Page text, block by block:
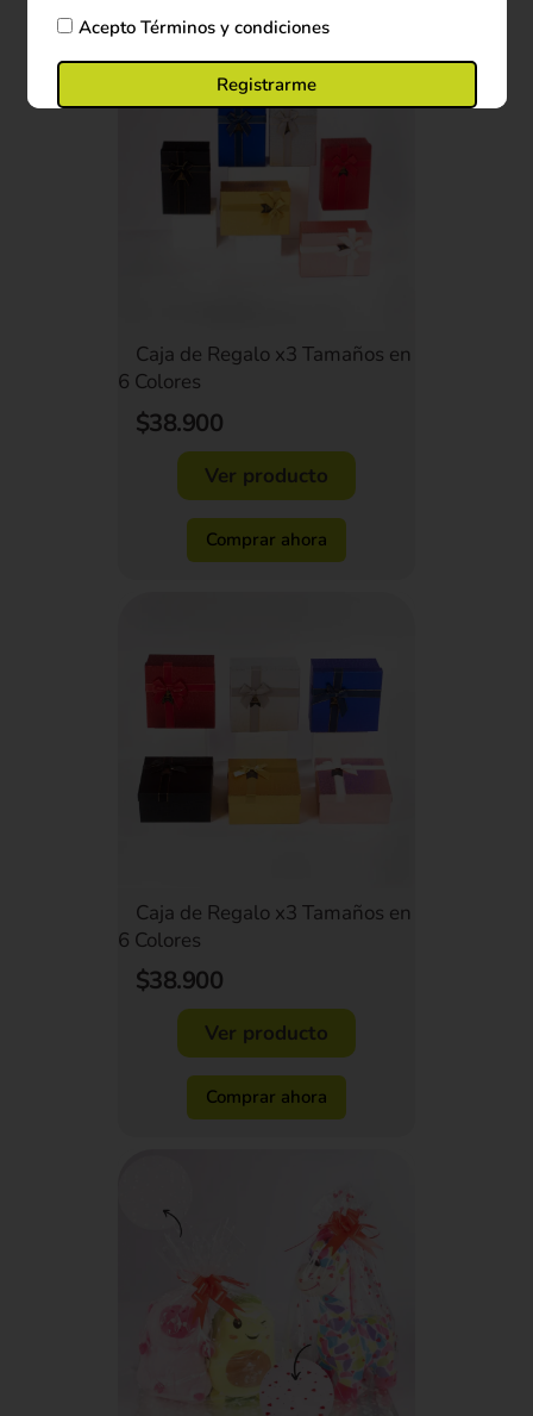
Caja de Regalo x3 Tamaños en
6 Colores
$38.900
Ver producto
Comprar ahora
Caja de Regalo x3 Tamaños en
6 Colores
$38.900
Ver producto
Comprar ahora
AceptoTérminos y condiciones
Registrarme